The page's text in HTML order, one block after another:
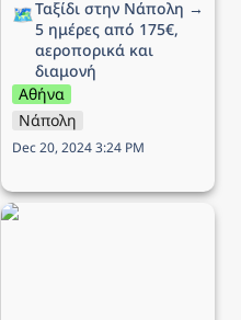
🗺️Ταξίδι στην Νάπολη →
5 ημέρες από 175€,
αεροπορικά και
διαμονή
Αθήνα
Νάπολη
Dec 20, 2024 3:24 PM
Ταξίδι στη Ρώμη → 5